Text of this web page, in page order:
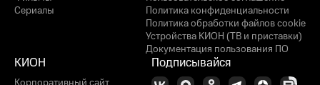
Сериалы
Политика конфиденциальности
Политика обработки файлов cookie
Устройства КИОН (ТВ и приставки)
Документация пользования ПО
КИОН Подписывайся